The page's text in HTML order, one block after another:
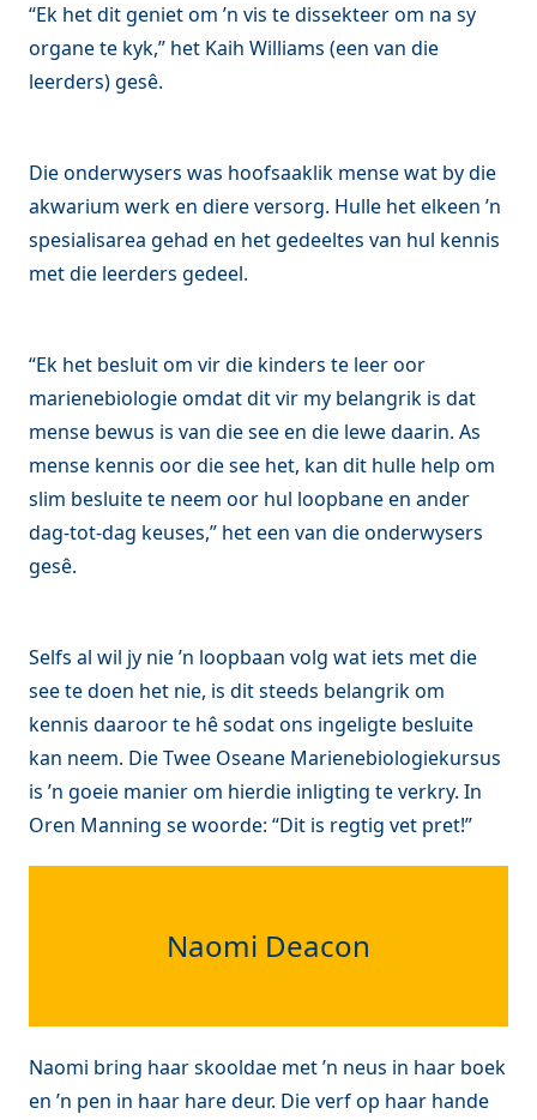
“Ek het dit geniet om ’n vis te dissekteer om na sy
organe te kyk,” het Kaih Williams (een van die
leerders) gesê.
Die onderwysers was hoofsaaklik mense wat by die
akwarium werk en diere versorg. Hulle het elkeen ’n
spesialisarea gehad en het gedeeltes van hul kennis
met die leerders gedeel.
“Ek het besluit om vir die kinders te leer oor
marienebiologie omdat dit vir my belangrik is dat
mense bewus is van die see en die lewe daarin. As
mense kennis oor die see het, kan dit hulle help om
slim besluite te neem oor hul loopbane en ander
dag-tot-dag keuses,” het een van die onderwysers
gesê.
Selfs al wil jy nie ’n loopbaan volg wat iets met die
see te doen het nie, is dit steeds belangrik om
kennis daaroor te hê sodat ons ingeligte besluite
kan neem. Die Twee Oseane Marienebiologiekursus
is ’n goeie manier om hierdie inligting te verkry. In
Oren Manning se woorde: “Dit is regtig vet pret!”
Naomi Deacon
Naomi bring haar skooldae met ’n neus in haar boek
en ’n pen in haar hare deur. Die verf op haar hande